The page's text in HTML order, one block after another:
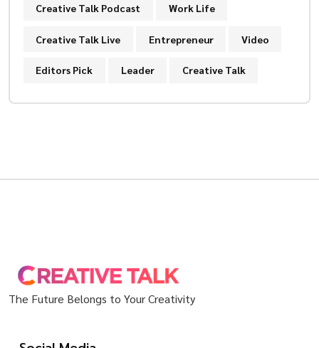
Creative Talk Podcast Work Life
Creative Talk Live Entrepreneur Video
Editors Pick Leader Creative Talk
The Future Belongs to Your Creativity